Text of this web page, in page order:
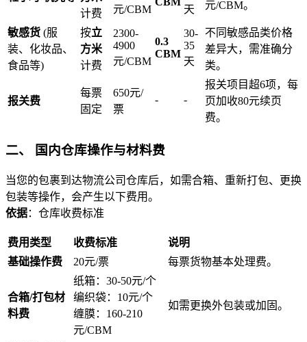
计费
元/CBM
天
元/CBM。
敏感货 (服
装、化妆品、
食品等)
按立
方米
计费
2300-
4900
元/CBM
0.3
CBM
30-
35
天
不同敏感品类价格
差异大，需准确分
类。
报关费
每票
固定
650元/
票
- -
报关项目超6项，每
页加收80元续页
费。
二、 国内仓库操作与材料费
当您的包裹到达物流公司仓库后，如需合箱、重新打包、更换
包装等操作，会产生以下费用。
依据：仓库收费标准
费用类型 收费标准
说明
基础操作费
20元/票 每票货物基本处理费。
合箱/打包材
料费
纸箱：30-50元/个
编织袋：10元/个
缠膜：160-210
元/CBM
如需更换外包装或加固。